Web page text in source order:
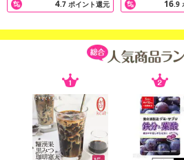
・本品は、疾病の診断、治療、予防を
画している者を含む。）及び授乳婦を対
・疾病に罹患している場合は医師に、
は医師、薬剤師に相談してください。
・体調に異変を感じた際は、速やかに
してください。
4.7 ポイント還元 16.9